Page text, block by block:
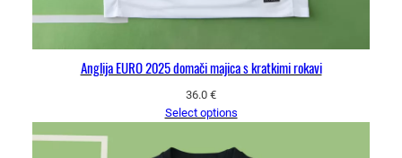
Anglija EURO 2025 domači majica s kratkimi rokavi
36.0 €
Select options